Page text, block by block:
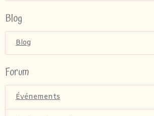
Blog
Blog
Forum
Événements